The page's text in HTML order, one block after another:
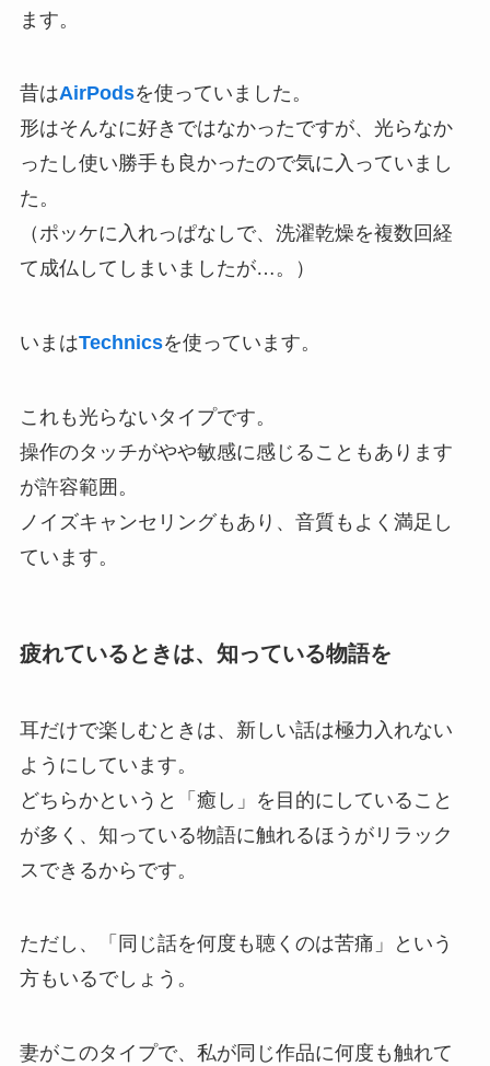
ます。
昔はAirPodsを使っていました。
形はそんなに好きではなかったですが、光らなか
ったし使い勝手も良かったので気に入っていまし
た。
（ポッケに入れっぱなしで、洗濯乾燥を複数回経
て成仏してしまいましたが…。）
いまはTechnicsを使っています。
これも光らないタイプです。
操作のタッチがやや敏感に感じることもあります
が許容範囲。
ノイズキャンセリングもあり、音質もよく満足し
ています。
疲れているときは、知っている物語を
耳だけで楽しむときは、新しい話は極力入れない
ようにしています。
どちらかというと「癒し」を目的にしていること
が多く、知っている物語に触れるほうがリラック
スできるからです。
ただし、「同じ話を何度も聴くのは苦痛」という
方もいるでしょう。
妻がこのタイプで、私が同じ作品に何度も触れて